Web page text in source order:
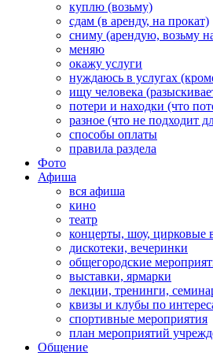
куплю (возьму)
сдам (в аренду, на прокат)
сниму (арендую, возьму
меняю
окажу услуги
нуждаюсь в услугах
ищу человека
потери и находки (что
разное (что не подходит
способы оплаты
правила раздела
Фото
Афиша
вся афиша
кино
театр
концерты, шоу, цирковые
дискотеки, вечеринки
общегородские
выставки, ярмарки
лекции, тренинги,
квизы и клубы по
спортивные мероприятия
план мероприятий
Общение